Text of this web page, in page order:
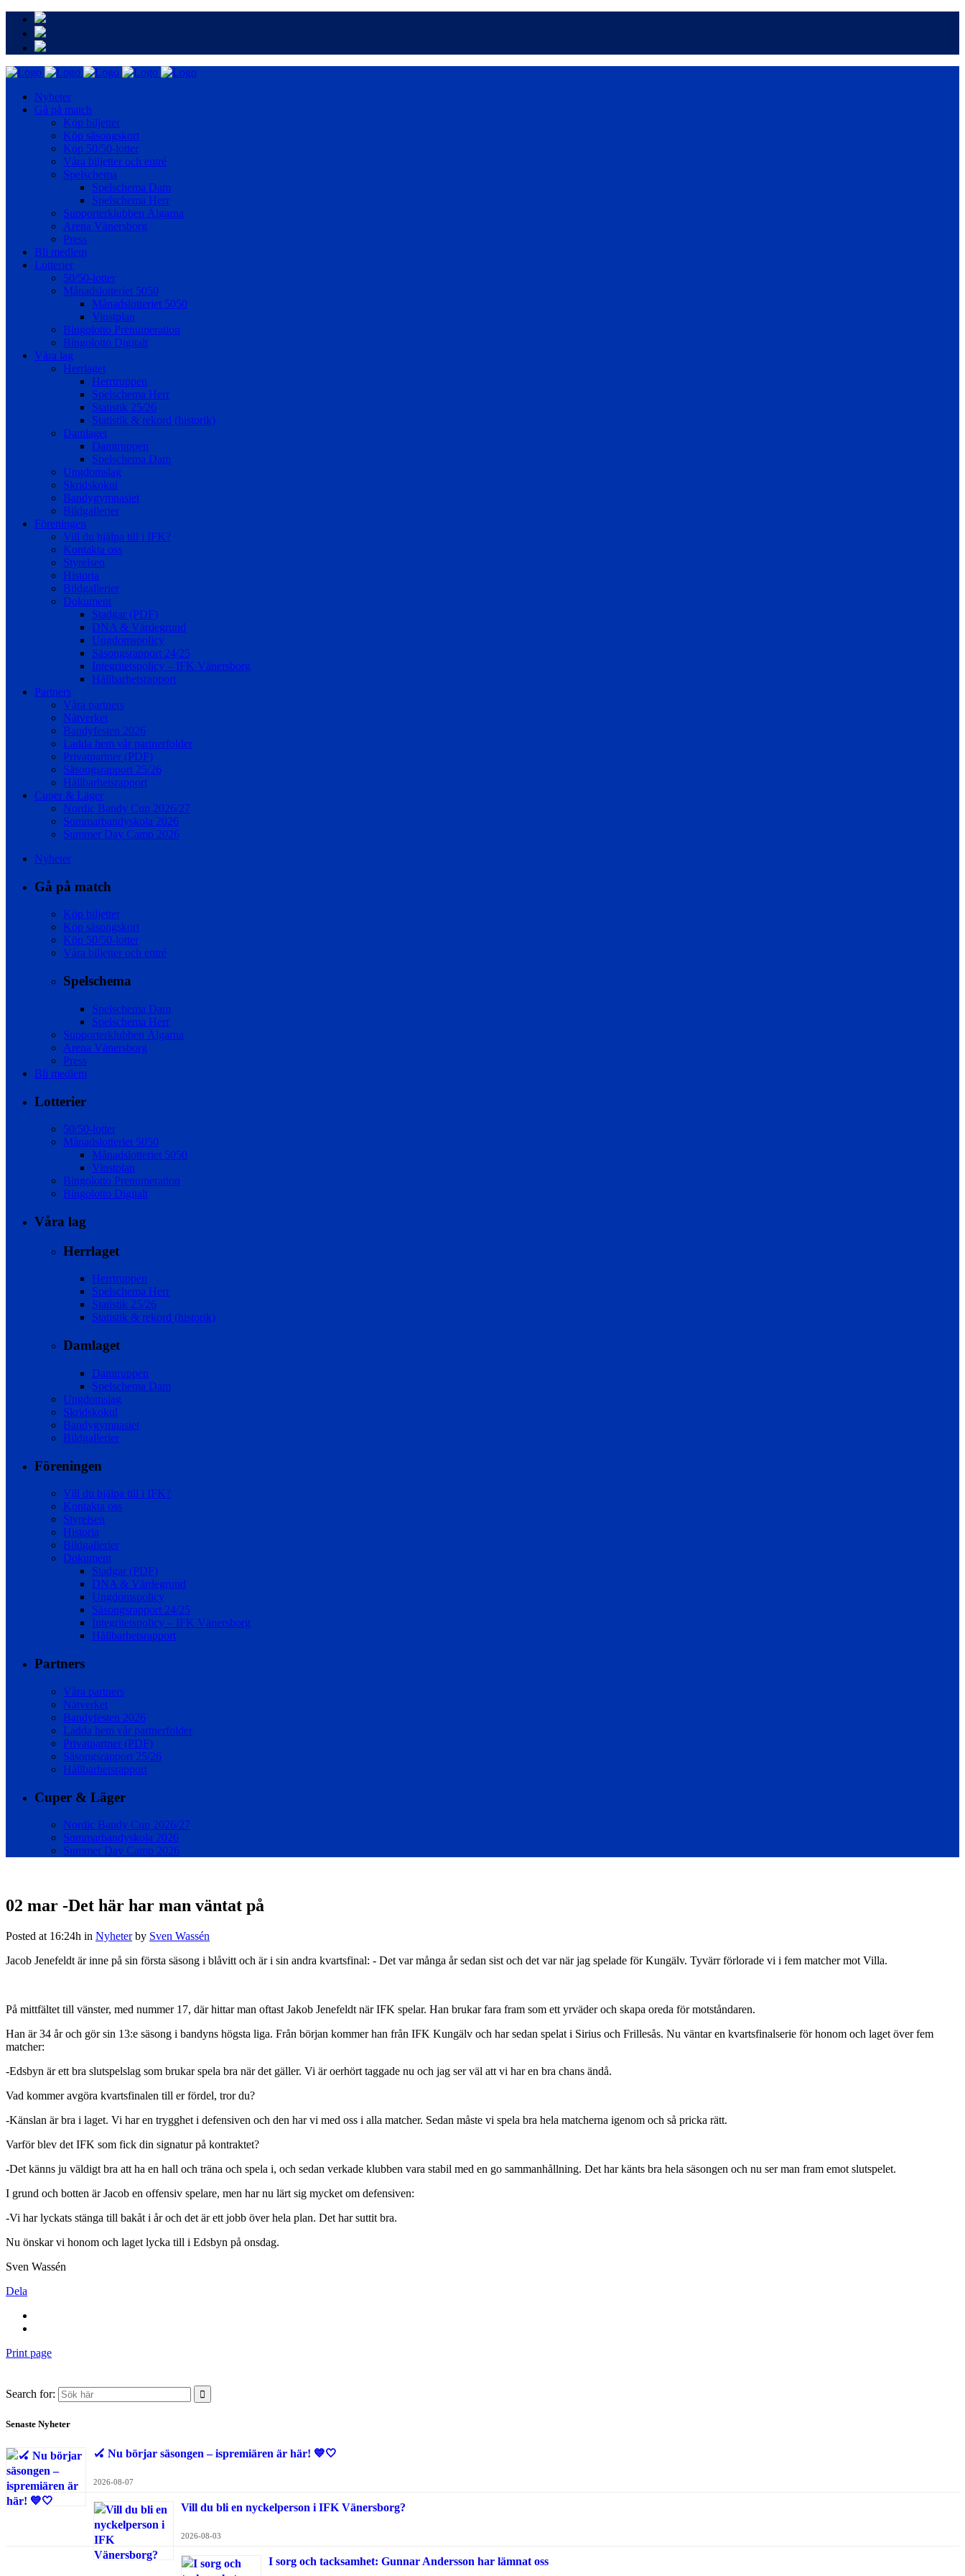
Nyheter
Gå på match
Köp biljetter
Köp säsongskort
Köp 50/50-lotter
Våra biljetter och entré
Spelschema
Spelschema Dam
Spelschema Herr
Supporterklubben Älgarna
Arena Vänersborg
Press
Bli medlem
Lotterier
50/50-lotter
Månadslotteriet 5050
Månadslotteriet 5050
Vinstplan
Bingolotto Prenumeration
Bingolotto Digitalt
Våra lag
Herrlaget
Herrtruppen
Spelschema Herr
Statistik 25/26
Statistik & rekord (historik)
Damlaget
Damtruppen
Spelschema Dam
Ungdomslag
Skridskokul
Bandygymnasiet
Bildgallerier
Föreningen
Vill du hjälpa till i IFK?
Kontakta oss
Styrelsen
Historia
Bildgallerier
Dokument
Stadgar (PDF)
DNA & Värdegrund
Ungdomspolicy
Säsongsrapport 24/25
Integritetspolicy – IFK Vänersborg
Hållbarhetsrapport
Partners
Våra partners
Nätverket
Bandyfesten 2026
Ladda hem vår partnerfolder
Privatpartner (PDF)
Säsongsrapport 25/26
Hållbarhetsrapport
Cuper & Läger
Nordic Bandy Cup 2026/27
Sommarbandyskola 2026
Summer Day Camp 2026
Nyheter
Gå på match
Köp biljetter
Köp säsongskort
Köp 50/50-lotter
Våra biljetter och entré
Spelschema
Spelschema Dam
Spelschema Herr
Supporterklubben Älgarna
Arena Vänersborg
Press
Bli medlem
Lotterier
50/50-lotter
Månadslotteriet 5050
Månadslotteriet 5050
Vinstplan
Bingolotto Prenumeration
Bingolotto Digitalt
Våra lag
Herrlaget
Herrtruppen
Spelschema Herr
Statistik 25/26
Statistik & rekord (historik)
Damlaget
Damtruppen
Spelschema Dam
Ungdomslag
Skridskokul
Bandygymnasiet
Bildgallerier
Föreningen
Vill du hjälpa till i IFK?
Kontakta oss
Styrelsen
Historia
Bildgallerier
Dokument
Stadgar (PDF)
DNA & Värdegrund
Ungdomspolicy
Säsongsrapport 24/25
Integritetspolicy – IFK Vänersborg
Hållbarhetsrapport
Partners
Våra partners
Nätverket
Bandyfesten 2026
Ladda hem vår partnerfolder
Privatpartner (PDF)
Säsongsrapport 25/26
Hållbarhetsrapport
Cuper & Läger
Nordic Bandy Cup 2026/27
Sommarbandyskola 2026
Summer Day Camp 2026
02 mar -Det här har man väntat på
Posted at 16:24h in Nyheter by Sven Wassén
Jacob Jenefeldt är inne på sin första säsong i blåvitt och är i sin andra kvartsfinal: - Det var många år sedan sist och det var när jag spelade för Kungälv. Tyvärr förlorade vi i fem matcher mot Villa.
På mittfältet till vänster, med nummer 17, där hittar man oftast Jakob Jenefeldt när IFK spelar. Han brukar fara fram som ett yrväder och skapa oreda för motståndaren.
Han är 34 år och gör sin 13:e säsong i bandyns högsta liga. Från början kommer han från IFK Kungälv och har sedan spelat i Sirius och Frillesås. Nu väntar en kvartsfinalserie för honom och laget över fem
matcher:
-Edsbyn är ett bra slutspelslag som brukar spela bra när det gäller. Vi är oerhört taggade nu och jag ser väl att vi har en bra chans ändå.
Vad kommer avgöra kvartsfinalen till er fördel, tror du?
-Känslan är bra i laget. Vi har en trygghet i defensiven och den har vi med oss i alla matcher. Sedan måste vi spela bra hela matcherna igenom och så pricka rätt.
Varför blev det IFK som fick din signatur på kontraktet?
-Det känns ju väldigt bra att ha en hall och träna och spela i, och sedan verkade klubben vara stabil med en go sammanhållning. Det har känts bra hela säsongen och nu ser man fram emot slutspelet.
I grund och botten är Jacob en offensiv spelare, men har nu lärt sig mycket om defensiven:
-Vi har lyckats stänga till bakåt i år och det är ett jobb över hela plan. Det har suttit bra.
Nu önskar vi honom och laget lycka till i Edsbyn på onsdag.
Sven Wassén
Dela
Print page
Search for:
Senaste Nyheter
🏑 Nu börjar säsongen – ispremiären är här! 💙🤍
2026-08-07
Vill du bli en nyckelperson i IFK Vänersborg?
2026-08-03
I sorg och tacksamhet: Gunnar Andersson har lämnat oss